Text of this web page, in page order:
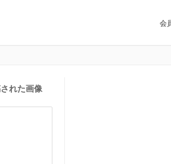
会
れた画像